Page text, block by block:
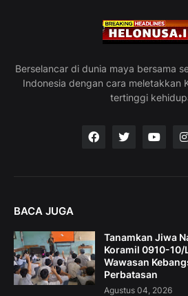
Berselancar di dunia maya bersama
Indonesia dengan cara meletakkan
tertinggi
BACA JUGA
Tanamkan Jiwa
Koramil 0910-10/
Wawasan
Perbatasan
Agustus 04, 2026